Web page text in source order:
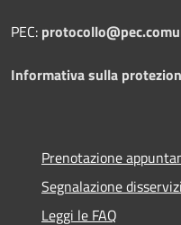
PEC:
Informativa sulla
Prenotazione
Segnalazione
Leggi le FAQ